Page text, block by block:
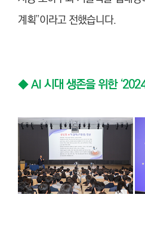
계획”이라고 전했습니다.
◆AI 시대 생존을 위한